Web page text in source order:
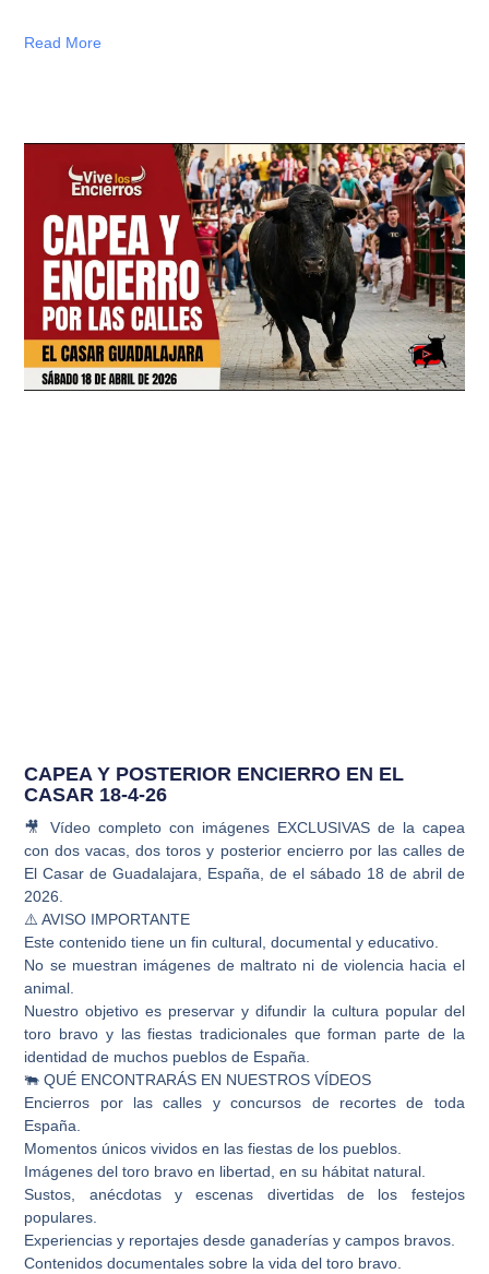
Read More
CAPEA Y POSTERIOR ENCIERRO EN EL
CASAR 18-4-26
🎥 Vídeo completo con imágenes EXCLUSIVAS de la capea
con dos vacas, dos toros y posterior encierro por las calles de
El Casar de Guadalajara, España, de el sábado 18 de abril de
2026.
⚠️ AVISO IMPORTANTE
Este contenido tiene un fin cultural, documental y educativo.
No se muestran imágenes de maltrato ni de violencia hacia el
animal.
Nuestro objetivo es preservar y difundir la cultura popular del
toro bravo y las fiestas tradicionales que forman parte de la
identidad de muchos pueblos de España.
🐃 QUÉ ENCONTRARÁS EN NUESTROS VÍDEOS
Encierros por las calles y concursos de recortes de toda
España.
Momentos únicos vividos en las fiestas de los pueblos.
Imágenes del toro bravo en libertad, en su hábitat natural.
Sustos, anécdotas y escenas divertidas de los festejos
populares.
Experiencias y reportajes desde ganaderías y campos bravos.
Contenidos documentales sobre la vida del toro bravo.